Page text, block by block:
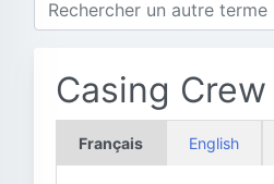
Casing Crew
Français English